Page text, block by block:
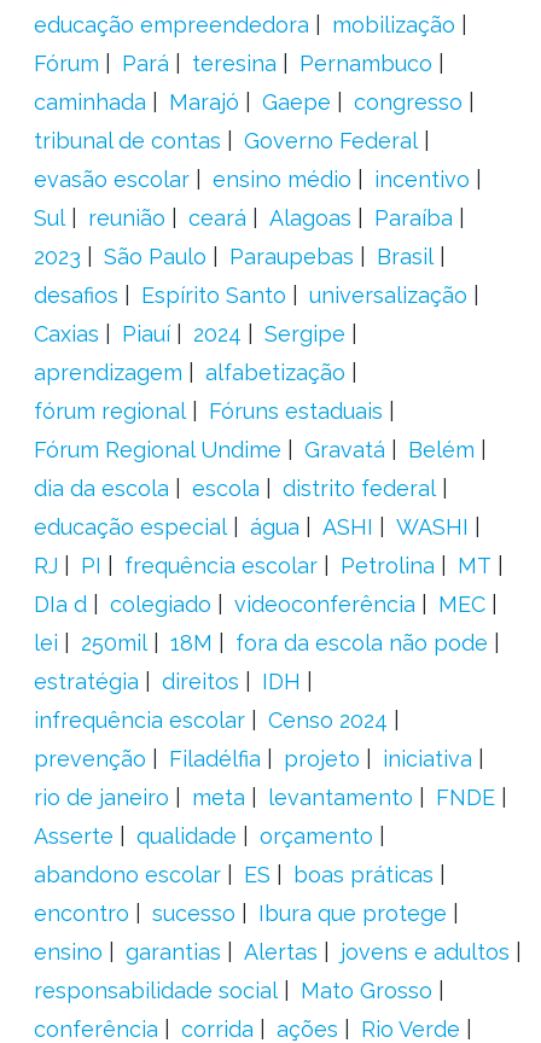
educação empreendedora
mobilização
Fórum
Pará teresina
Pernambuco
caminhada
Marajó Gaepe
congresso
tribunal de contas
Governo Federal
evasão escolar
ensino médio
incentivo
Sul
reunião ceará Alagoas
Paraíba
2023
São Paulo Paraupebas
Brasil
desafios
Espírito Santo
universalização
Caxias
Piauí 2024
Sergipe
aprendizagem
alfabetização
fórum regional
Fóruns estaduais
Fórum Regional Undime
Gravatá
Belém
dia da escola
escola
distrito federal
educação especial
água ASHI
WASHI
RJ
PI frequência escolar Petrolina
MT
DIa d
colegiado videoconferência
MEC
lei
250mil 18M
fora da escola não pode
estratégia
direitos
IDH
infrequência escolar
Censo 2024
prevenção
Filadélfia projeto
iniciativa
rio de janeiro
meta levantamento
FNDE
Asserte
qualidade
orçamento
abandono escolar
ES
boas práticas
encontro
sucesso
Ibura que protege
ensino
garantias Alertas
jovens e adultos
responsabilidade social
Mato Grosso
conferência
corrida ações
Rio Verde